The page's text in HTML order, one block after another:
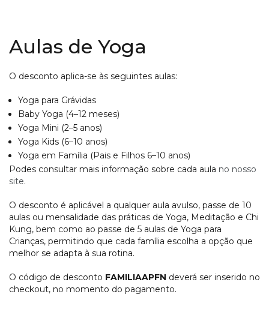
Aulas de Yoga
O desconto aplica-se às seguintes aulas:
Yoga para Grávidas
Baby Yoga (4–12 meses)
Yoga Mini (2–5 anos)
Yoga Kids (6–10 anos)
Yoga em Família (Pais e Filhos 6–10 anos)
Podes consultar mais informação sobre cada aula no nosso
site.
O desconto é aplicável a qualquer aula avulso, passe de 10
aulas ou mensalidade das práticas de Yoga, Meditação e Chi
Kung, bem como ao passe de 5 aulas de Yoga para
Crianças, permitindo que cada família escolha a opção que
melhor se adapta à sua rotina.
O código de desconto FAMILIAAPFN deverá ser inserido no
checkout, no momento do pagamento.